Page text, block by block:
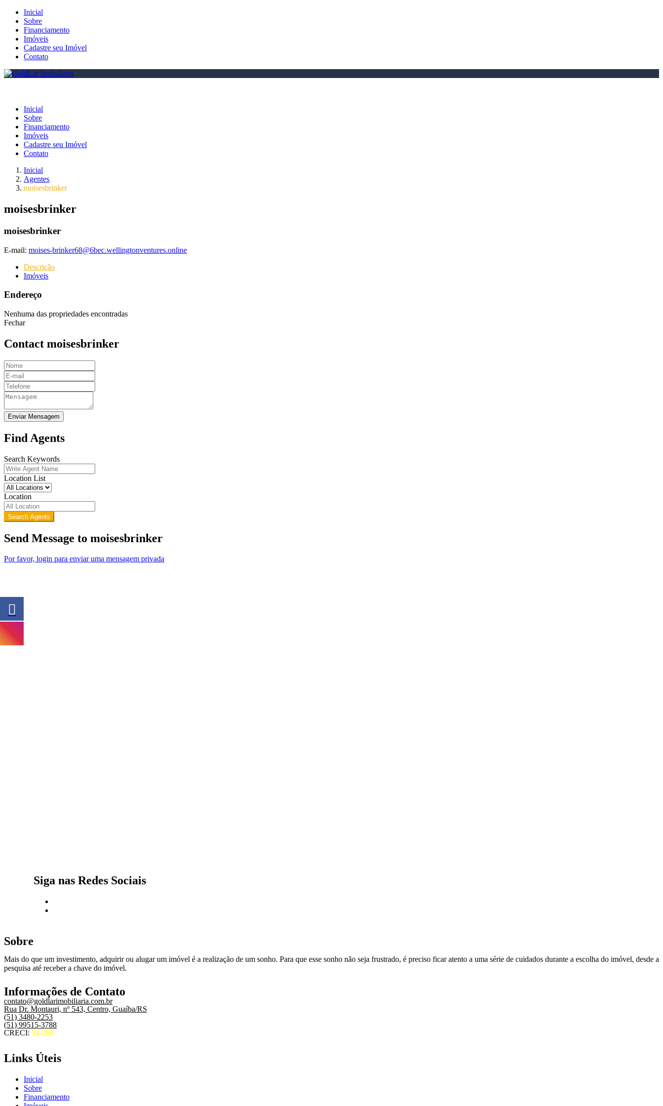
Inicial
Sobre
Financiamento
Imóveis
Cadastre seu Imóvel
Contato
Inicial
Sobre
Financiamento
Imóveis
Cadastre seu Imóvel
Contato
Inicial
Agentes
moisesbrinker
moisesbrinker
moisesbrinker
E-mail: moises-brinker68@6bec.wellingtonventures.online
Descrição
Imóveis
Endereço
Nenhuma das propriedades encontradas
Fechar
Contact moisesbrinker
Enviar Mensagem
Find Agents
Search Keywords
Location List
Location
Search Agents
Send Message to moisesbrinker
Por favor, login para enviar uma mensagem privada
Siga nas Redes Sociais
Sobre
Mais do que um investimento, adquirir ou alugar um imóvel é a realização de um sonho. Para que esse sonho não seja frustrado, é preciso ficar atento a uma série de cuidados durante a escolha do imóvel, desde a
pesquisa até receber a chave do imóvel.
Informações de Contato
contato@goldlarimobiliaria.com.br
Rua Dr. Montauri, nº 543, Centro, Guaíba/RS
(51) 3480-2253
(51) 99515-3788
CRECI: 54-268
Links Úteis
Inicial
Sobre
Financiamento